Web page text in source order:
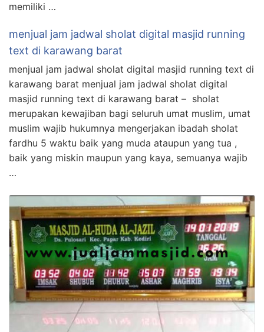
memiliki …
menjual jam jadwal sholat digital masjid running
text di karawang barat
menjual jam jadwal sholat digital masjid running text di
karawang barat menjual jam jadwal sholat digital
masjid running text di karawang barat – sholat
merupakan kewajiban bagi seluruh umat muslim, umat
muslim wajib hukumnya mengerjakan ibadah sholat
fardhu 5 waktu baik yang muda ataupun yang tua ,
baik yang miskin maupun yang kaya, semuanya wajib
…